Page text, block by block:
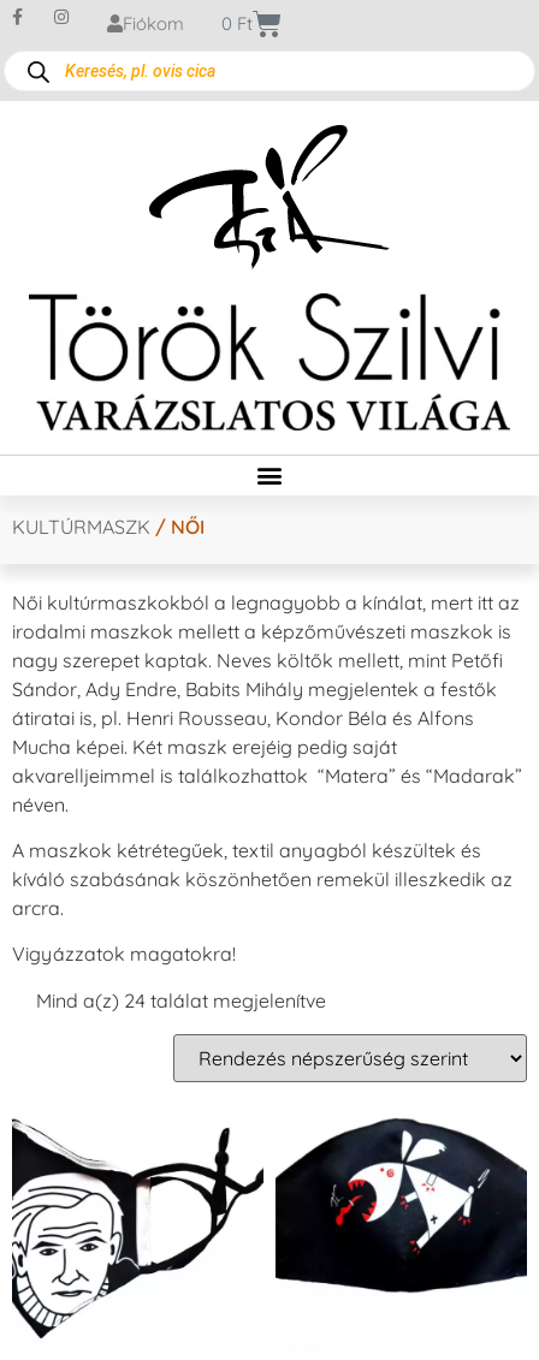
Fiókom 0 Ft
KULTÚRMASZK / NŐI
Női kultúrmaszkokból a legnagyobb a kínálat, mert itt az
irodalmi maszkok mellett a képzőművészeti maszkok is
nagy szerepet kaptak. Neves költők mellett, mint Petőfi
Sándor, Ady Endre, Babits Mihály megjelentek a festők
átiratai is, pl. Henri Rousseau, Kondor Béla és Alfons
Mucha képei. Két maszk erejéig pedig saját
akvarelljeimmel is találkozhattok “Matera” és “Madarak”
néven.
A maszkok kétrétegűek, textil anyagból készültek és
kíváló szabásának köszönhetően remekül illeszkedik az
arcra.
Vigyázzatok magatokra!
Mind a(z) 24 találat megjelenítve